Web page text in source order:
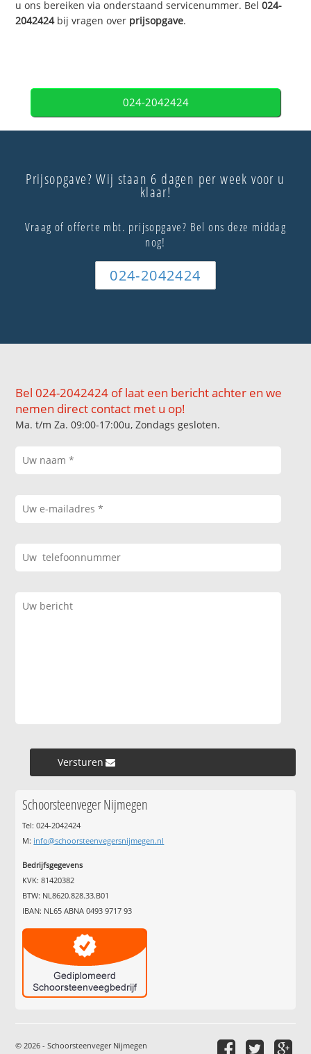
u ons bereiken via onderstaand servicenummer. Bel024-
2042424bij vragen over prijsopgave.
024-2042424
Prijsopgave? Wij staan 6 dagen per week voor u
klaar!
Vraag of offerte mbt. prijsopgave? Bel ons deze middag
nog!
024-2042424
Bel 024-2042424 of laat een bericht achter en we
nemen direct contact met u op!
Ma. t/m Za. 09:00-17:00u, Zondags gesloten.
Versturen »
Schoorsteenveger Nijmegen
Tel: 024-2042424
M: info@schoorsteenvegersnijmegen.nl
Bedrijfsgegevens
KVK: 81420382
BTW: NL8620.828.33.B01
IBAN: NL65 ABNA 0493 9717 93
© 2026 - Schoorsteenveger Nijmegen